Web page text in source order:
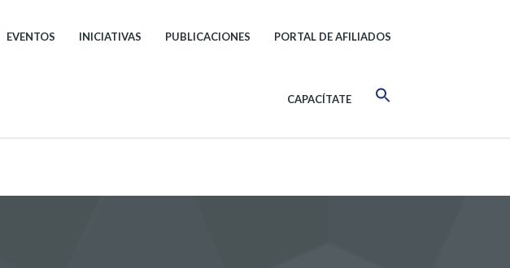
EVENTOS INICIATIVAS PUBLICACIONES PORTAL DE AFILIADOS
CAPACÍTATE